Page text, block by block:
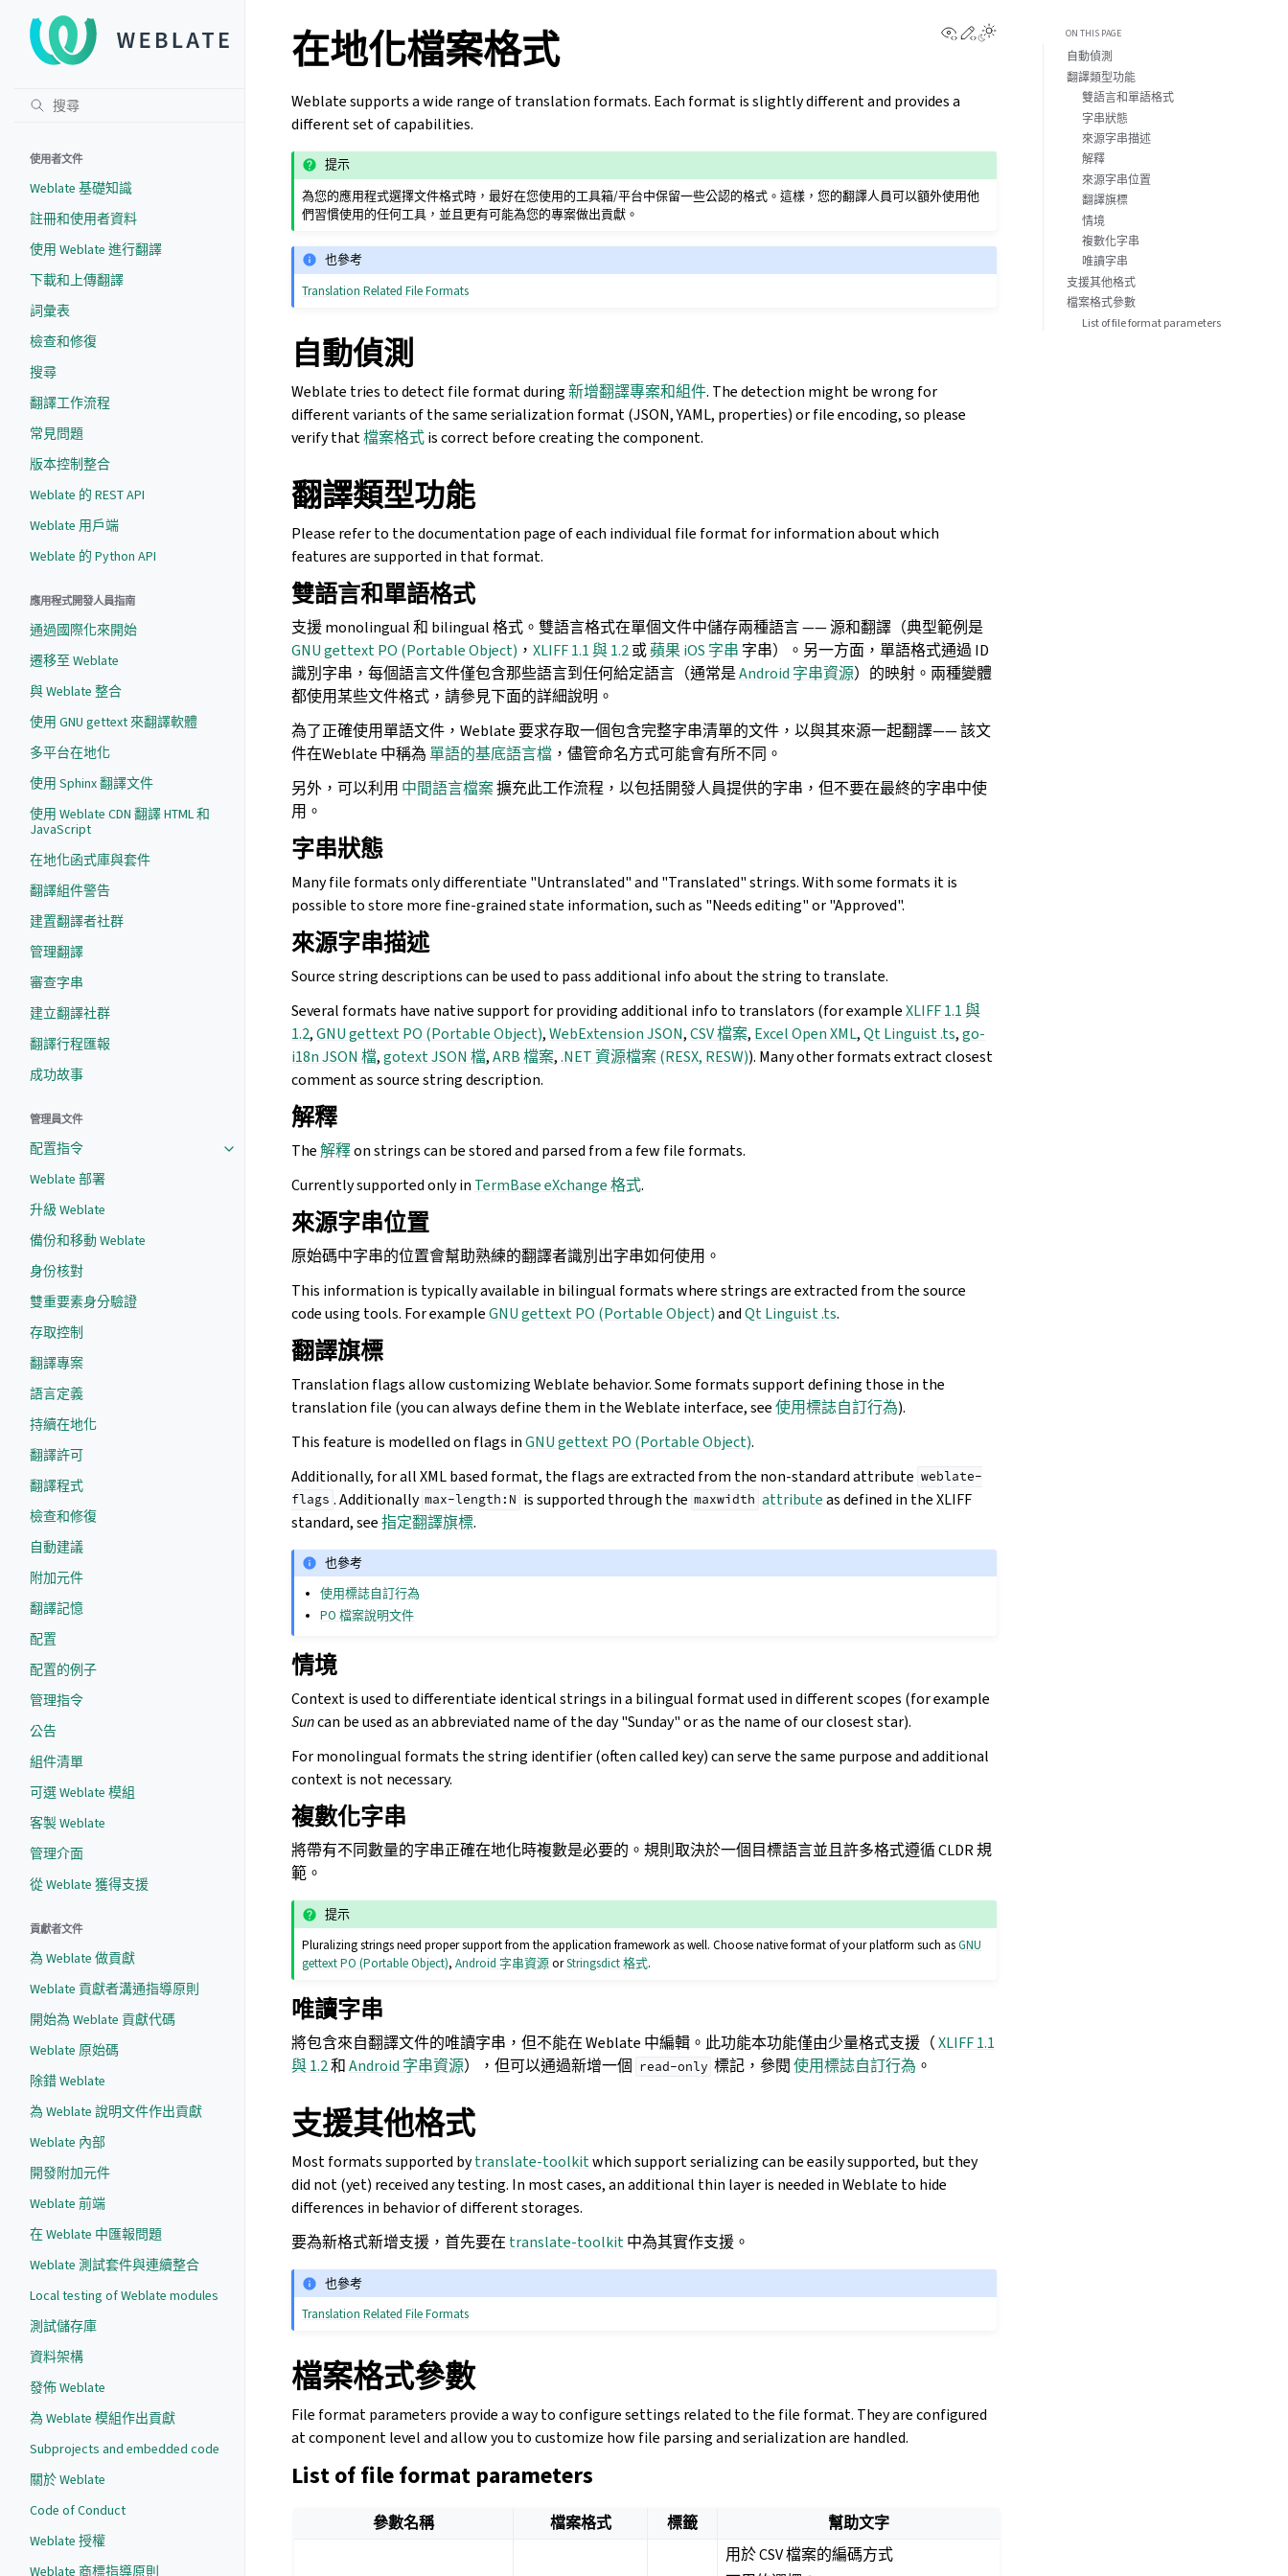
使用者文件
Weblate 基礎知識
註冊和使用者資料
使用 Weblate 進行翻譯
下載和上傳翻譯
詞彙表
檢查和修復
搜尋
翻譯工作流程
常見問題
版本控制整合
Weblate 的 REST API
Weblate 用戶端
Weblate 的 Python API
應用程式開發人員指南
通過國際化來開始
遷移至 Weblate
與 Weblate 整合
使用 GNU gettext 來翻譯軟體
多平台在地化
使用 Sphinx 翻譯文件
使用 Weblate CDN 翻譯 HTML 和
JavaScript
在地化函式庫與套件
翻譯組件警告
建置翻譯者社群
管理翻譯
審查字串
建立翻譯社群
翻譯行程匯報
成功故事
管理員文件
配置指令
Weblate 部署
升級 Weblate
備份和移動 Weblate
身份核對
雙重要素身分驗證
存取控制
翻譯專案
語言定義
持續在地化
翻譯許可
翻譯程式
檢查和修復
自動建議
附加元件
翻譯記憶
配置
配置的例子
管理指令
公告
組件清單
可選 Weblate 模組
客製 Weblate
管理介面
從 Weblate 獲得支援
貢獻者文件
為 Weblate 做貢獻
Weblate 貢獻者溝通指導原則
開始為 Weblate 貢獻代碼
Weblate 原始碼
除錯 Weblate
為 Weblate 說明文件作出貢獻
Weblate 內部
開發附加元件
Weblate 前端
在 Weblate 中匯報問題
Weblate 測試套件與連續整合
Local testing of Weblate modules
測試儲存庫
資料架構
發佈 Weblate
為 Weblate 模組作出貢獻
Subprojects and embedded code
關於 Weblate
Code of Conduct
Weblate 授權
Weblate 商標指導原則
View this page
Edit this page
在地化檔案格式
Weblate supports a wide range of translation formats. Each format is slightly different and provides a
different set of capabilities.
提示
為您的應用程式選擇文件格式時，最好在您使用的工具箱/平台中保留一些公認的格式。這樣，您的翻譯人員可以額外使用他
們習慣使用的任何工具，並且更有可能為您的專案做出貢獻。
也參考
Translation Related File Formats
自動偵測
Weblate tries to detect file format during新增翻譯專案和組件. The detection might be wrong for
different variants of the same serialization format (JSON, YAML, properties) or file encoding, so please
verify that檔案格式is correct before creating the component.
翻譯類型功能
Please refer to the documentation page of each individual file format for information about which
features are supported in that format.
雙語言和單語格式
支援monolingual 和 bilingual 格式。雙語言格式在單個文件中儲存兩種語言 —— 源和翻譯（典型範例是
GNU gettext PO (Portable Object) ， XLIFF 1.1 與 1.2或蘋果 iOS 字串 字串）。另一方面，單語格式通過 ID
識別字串，每個語言文件僅包含那些語言到任何給定語言（通常是Android 字串資源）的映射。兩種變體
都使用某些文件格式，請參見下面的詳細說明。
為了正確使用單語文件，Weblate 要求存取一個包含完整字串清單的文件，以與其來源一起翻譯—— 該文
件在Weblate 中稱為 單語的基底語言檔 ，儘管命名方式可能會有所不同。
另外，可以利用 中間語言檔案擴充此工作流程，以包括開發人員提供的字串，但不要在最終的字串中使
用。
字串狀態
Many file formats only differentiate "Untranslated" and "Translated" strings. With some formats it is
possible to store more fine-grained state information, such as "Needs editing" or "Approved".
來源字串描述
Source string descriptions can be used to pass additional info about the string to translate.
Several formats have native support for providing additional info to translators (for exampleXLIFF 1.1 與
1.2,GNU gettext PO (Portable Object),WebExtension JSON,CSV 檔案, Excel Open XML,Qt Linguist .ts,go-
i18n JSON 檔,gotext JSON 檔,ARB 檔案,.NET 資源檔案 (RESX, RESW)). Many other formats extract closest
comment as source string description.
解釋
The解釋on strings can be stored and parsed from a few file formats.
Currently supported only in TermBase eXchange 格式.
來源字串位置
原始碼中字串的位置會幫助熟練的翻譯者識別出字串如何使用。
This information is typically available in bilingual formats where strings are extracted from the source
code using tools. For exampleGNU gettext PO (Portable Object)andQt Linguist .ts.
翻譯旗標
Translation flags allow customizing Weblate behavior. Some formats support defining those in the
translation file (you can always define them in the Weblate interface, see使用標誌自訂行為).
This feature is modelled on flags inGNU gettext PO (Portable Object).
Additionally, for all XML based format, the flags are extracted from the non-standard attribute weblate-
flags . Additionally max-length:N is supported through the maxwidth attributeas defined in the XLIFF
standard, see指定翻譯旗標.
也參考
使用標誌自訂行為
PO 檔案說明文件
情境
Context is used to differentiate identical strings in a bilingual format used in different scopes (for example
Suncan be used as an abbreviated name of the day "Sunday" or as the name of our closest star).
For monolingual formats the string identifier (often called key) can serve the same purpose and additional
context is not necessary.
複數化字串
將帶有不同數量的字串正確在地化時複數是必要的。規則取決於一個目標語言並且許多格式遵循 CLDR 規
範。
提示
Pluralizing strings need proper support from the application framework as well. Choose native format of your platform such asGNU
gettext PO (Portable Object),Android 字串資源orStringsdict 格式.
唯讀字串
將包含來自翻譯文件的唯讀字串，但不能在 Weblate 中編輯。此功能本功能僅由少量格式支援（XLIFF 1.1
與 1.2和Android 字串資源），但可以通過新增一個 read-only 標記，參閱使用標誌自訂行為 。
支援其他格式
Most formats supported bytranslate-toolkitwhich support serializing can be easily supported, but they
did not (yet) received any testing. In most cases, an additional thin layer is needed in Weblate to hide
differences in behavior of different storages.
要為新格式新增支援，首先要在 translate-toolkit中為其實作支援。
也參考
Translation Related File Formats
檔案格式參數
File format parameters provide a way to configure settings related to the file format. They are configured
at component level and allow you to customize how file parsing and serialization are handled.
List of file format parameters
參數名稱 檔案格式 標籤 幫助文字
用於 CSV 檔案的編碼方式
ON THIS PAGE
自動偵測
翻譯類型功能
雙語言和單語格式
字串狀態
來源字串描述
解釋
來源字串位置
翻譯旗標
情境
複數化字串
唯讀字串
支援其他格式
檔案格式參數
List of file format parameters